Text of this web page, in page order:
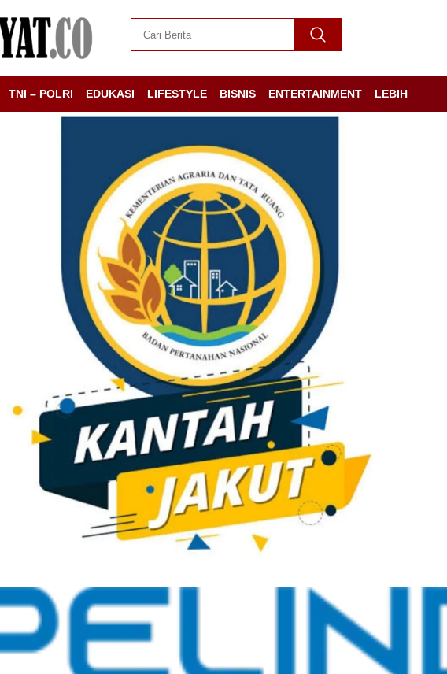
TNI – POLRI EDUKASI LIFESTYLE BISNIS ENTERTAINMENT LEBIH